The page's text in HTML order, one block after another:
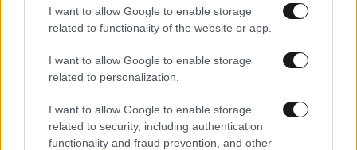
I want to allow Google to enable storage
related to functionality of the website or app.
I want to allow Google to enable storage
related to personalization.
I want to allow Google to enable storage
related to security, including authentication
functionality and fraud prevention, and other